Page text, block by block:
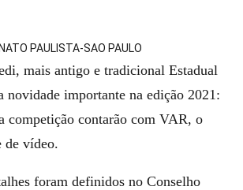
PAULISTA-SAO PAULO
novidade importante na edição 2021:
competição contarão com VAR, o
de vídeo.
foram definidos no Conselho